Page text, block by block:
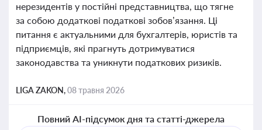
нерезидентів у постійні представництва, що тягне
за собою додаткові податкові зобов’язання. Ці
питання є актуальними для бухгалтерів, юристів та
підприємців, які прагнуть дотримуватися
законодавства та уникнути податкових ризиків.
LIGA ZAKON,08 травня 2026
Повний AI-підсумок дня та статті-джерела